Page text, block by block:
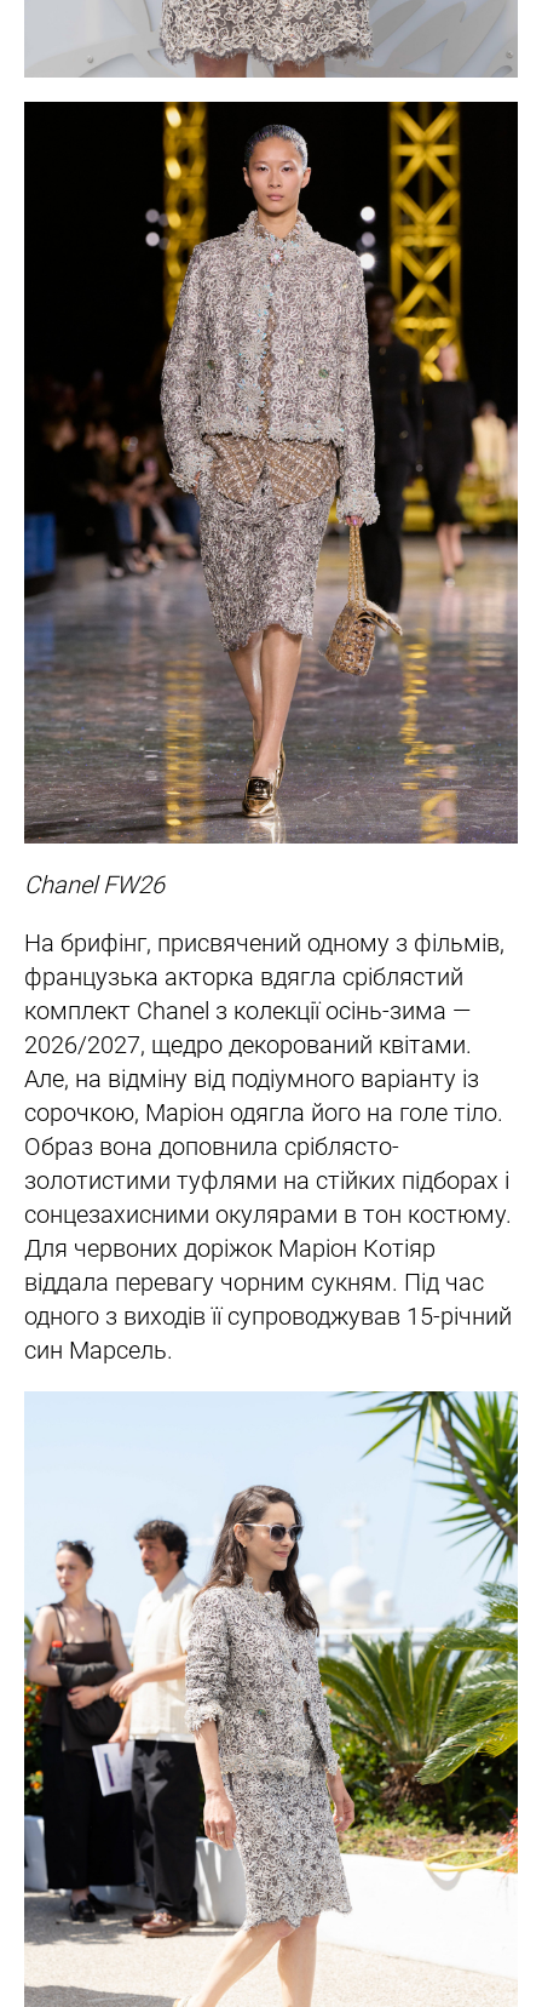
Chanel FW26
На брифінг, присвячений одному з фільмів,
французька акторка вдягла сріблястий
комплект Chanel з колекції осінь-зима —
2026/2027, щедро декорований квітами.
Але, на відміну від подіумного варіанту із
сорочкою, Маріон одягла його на голе тіло.
Образ вона доповнила сріблясто-
золотистими туфлями на стійких підборах і
сонцезахисними окулярами в тон костюму.
Для червоних доріжок Маріон Котіяр
віддала перевагу чорним сукням. Під час
одного з виходів її супроводжував 15-річний
син Марсель.